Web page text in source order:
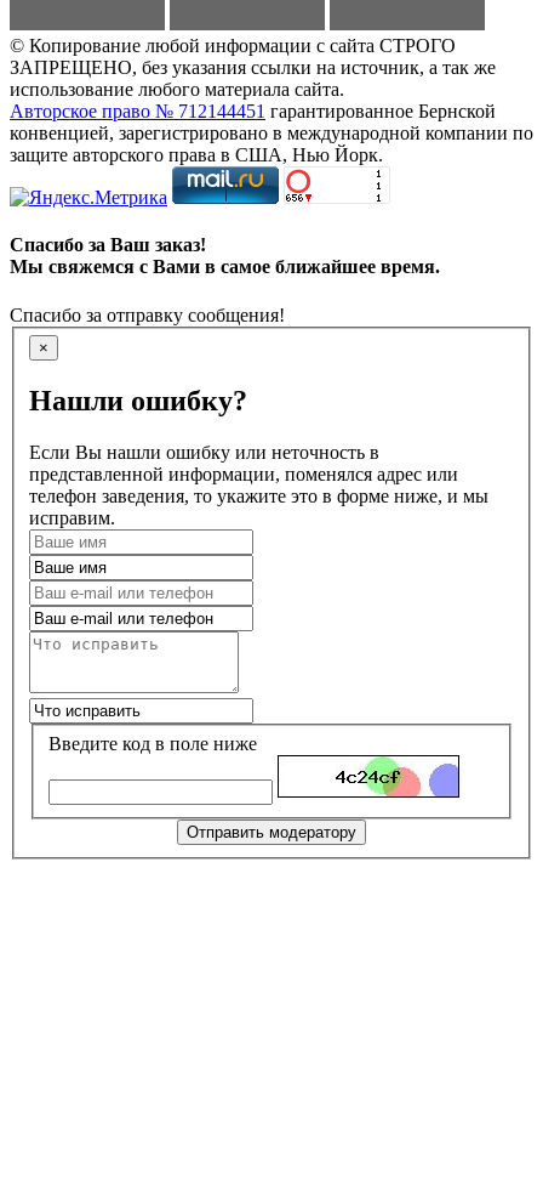
© Копирование любой информации с сайта СТРОГО
ЗАПРЕЩЕНО, без указания ссылки на источник, а так же
использование любого материала сайта.
Авторское право № 712144451 гарантированное Бернской
конвенцией, зарегистрировано в международной компании по
защите авторского права в США, Нью Йорк.
Спасибо за Ваш заказ!
Мы свяжемся с Вами в самое ближайшее время.
Спасибо за отправку сообщения!
×
Нашли ошибку?
Если Вы нашли ошибку или неточность в
представленной информации, поменялся адрес или
телефон заведения, то укажите это в форме ниже, и мы
исправим.
Введите код в поле ниже
Отправить модератору